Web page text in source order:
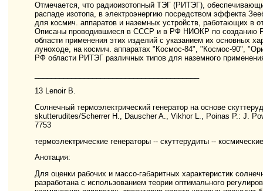
Отмечается, что радиоизотопный ТЭГ (РИТЭГ),
распаде изотопа, в электроэнергию посредством эффекта
для космич. аппаратов и наземных устройств, работающих в
Описаны проводившиеся в СССР и в РФ НИОКР по созданию
области применения этих изделий с указанием их основных
луноходе, на космич. аппаратах "Космос-84", "Космос-90",
РФ области РИТЭГ различных типов для наземного
13 Lenoir B.
Солнечный термоэлектрический генератор на основе
skutterudites/Scherrer H., Dauscher A., Vikhor L., Poinas P.: J.
7753
термоэлектрические генераторы -- скуттерудиты --
Анотация:
Для оценки рабочих и массо-габаритных характеристик
разработана с использованием теории оптимального